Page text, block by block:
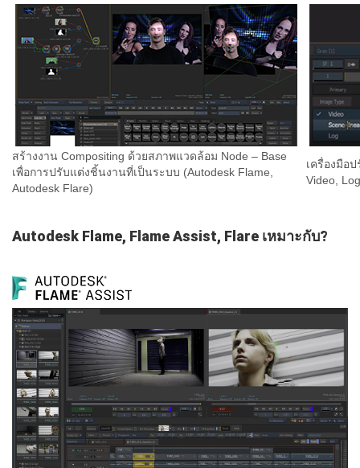
สร้างงาน Compositing ด้วยสภาพแวดล้อม Node – Base
เพื่อการปรับแต่งชิ้นงานที่เป็นระบบ (Autodesk Flame,
Autodesk Flare)
เครื่องมือ
Video,
Autodesk Flame, Flame Assist, Flare เหมาะกับ?